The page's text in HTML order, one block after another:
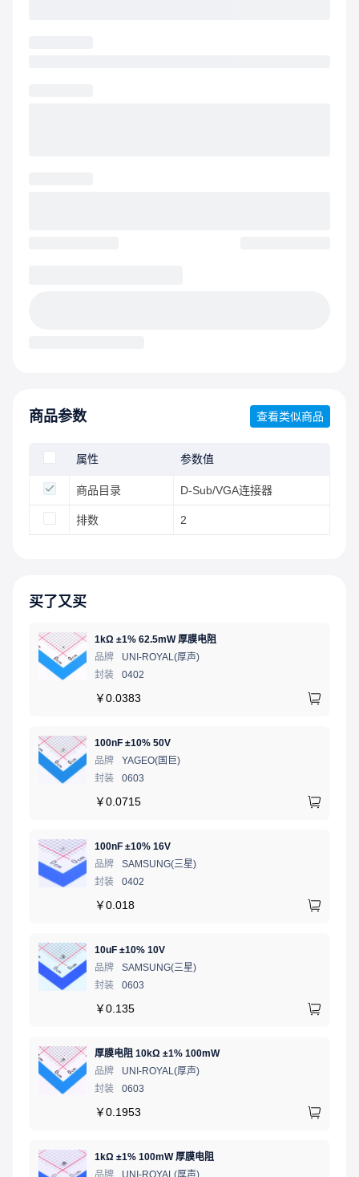
商品参数 查看类似商品
属性 参数值
商品目录 D-Sub/VGA连接器
排数 2
买了又买
1kΩ ±1% 62.5mW 厚膜电阻
品牌
UNI-ROYAL(厚声)
封装
0402
￥0.0383
100nF ±10% 50V
品牌
YAGEO(国巨)
封装
0603
￥0.0715
100nF ±10% 16V
品牌
SAMSUNG(三星)
封装
0402
￥0.018
10uF ±10% 10V
品牌
SAMSUNG(三星)
封装
0603
￥0.135
厚膜电阻 10kΩ ±1% 100mW
品牌
UNI-ROYAL(厚声)
封装
0603
￥0.1953
1kΩ ±1% 100mW 厚膜电阻
品牌
UNI-ROYAL(厚声)